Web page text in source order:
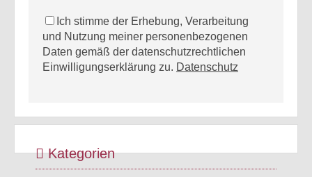
Ich stimme der Erhebung, Verarbeitung
und Nutzung meiner personenbezogenen
Daten gemäß der datenschutzrechtlichen
Einwilligungserklärung zu. Datenschutz
Kategorien